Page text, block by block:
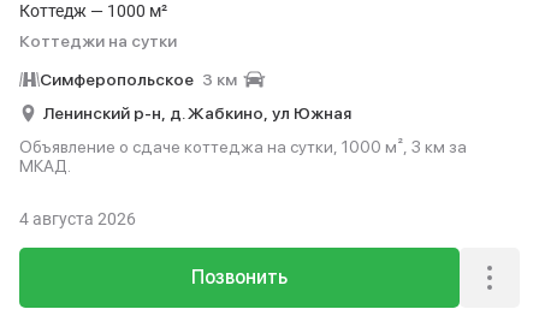
Коттедж — 1000 м²
Коттеджи на сутки
Симферопольское 3 км
Ленинский р-н, д. Жабкино, ул Южная
Объявление о сдаче коттеджа на сутки, 1000 м², 3 км за
МКАД.
Позвонить
4 августа 2026